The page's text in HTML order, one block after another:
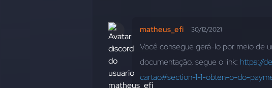
matheus_efi 30/12/2021
Você consegue gerá-lo por meio de
documentação, segue o link: https://
cartao#section-1-1-obten-o-do-